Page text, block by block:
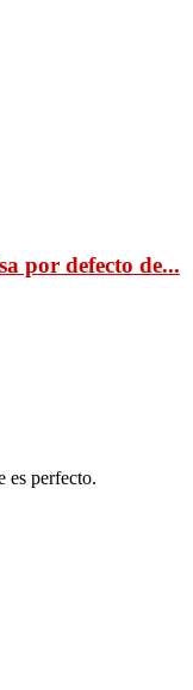
por defecto de...
es perfecto.